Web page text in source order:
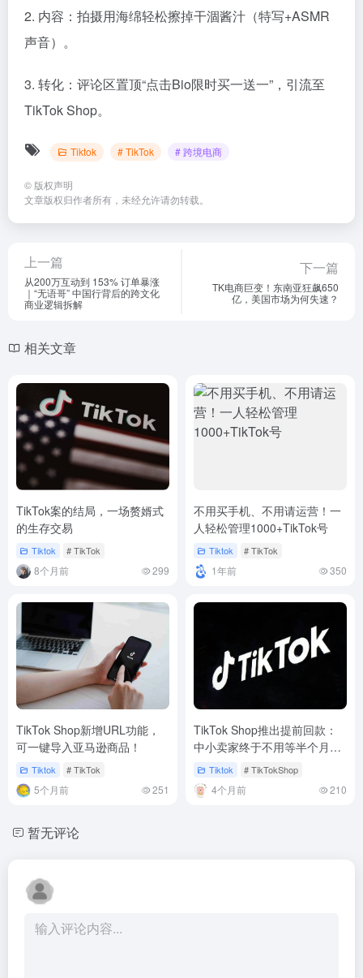
2. 内容：拍摄用海绵轻松擦掉干涸酱汁（特写+ASMR
声音）。
3. 转化：评论区置顶“点击Bio限时买一送一”，引流至
TikTok Shop。
Tiktok # TikTok # 跨境电商
© 版权声明
文章版权归作者所有，未经允许请勿转载。
上一篇
从200万互动到 153% 订单暴涨
｜“无语哥” 中国行背后的跨文化
商业逻辑拆解
下一篇
TK电商巨变！东南亚狂飙650
亿，美国市场为何失速？
相关文章
TikTok案的结局，一场赘婿式
的生存交易
Tiktok # TikTok
8个月前 299
不用买手机、不用请运营！一
人轻松管理1000+TikTok号
Tiktok # TikTok
1年前 350
TikTok Shop新增URL功能，
可一键导入亚马逊商品！
Tiktok # TikTok
5个月前 251
TikTok Shop推出提前回款：
中小卖家终于不用等半个月
了！Tiktok # TikTokShop
4个月前 210
暂无评论